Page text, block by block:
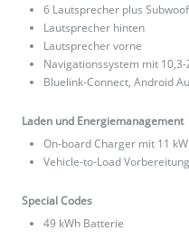
6 Lautsprecher plus
Lautsprecher hinten
Lautsprecher vorne
Navigationssystem mit
Bluelink-Connect, Android
Laden und Energiemanagement
On-board Charger mit 11
Vehicle-to-Load
Special Codes
49 kWh Batterie